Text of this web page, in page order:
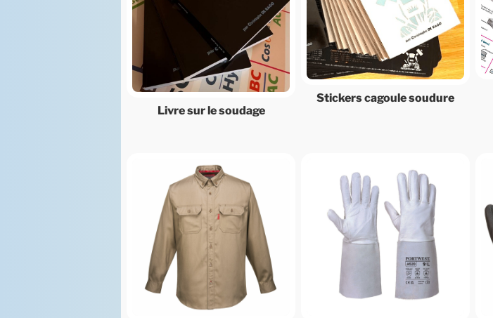
Livre sur le soudage
Stickers cagoule soudure